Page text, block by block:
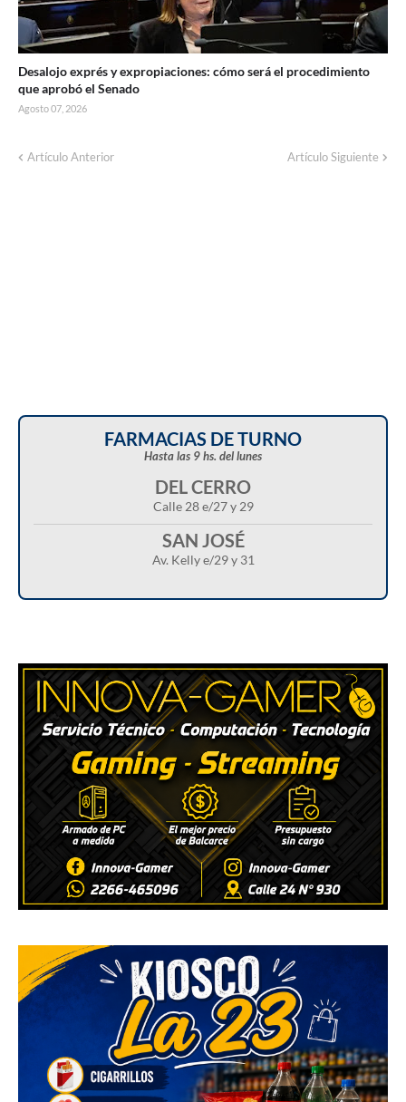
Desalojo exprés y expropiaciones: cómo será el procedimiento
que aprobó el Senado
Agosto 07, 2026
Artículo Anterior Artículo Siguiente
Corte de energía programado para este
FARMACIAS DE TURNO
Hasta las 9 hs. del lunes
DEL CERRO
Calle 28 e/27 y 29
SAN JOSÉ
Av. Kelly e/29 y 31